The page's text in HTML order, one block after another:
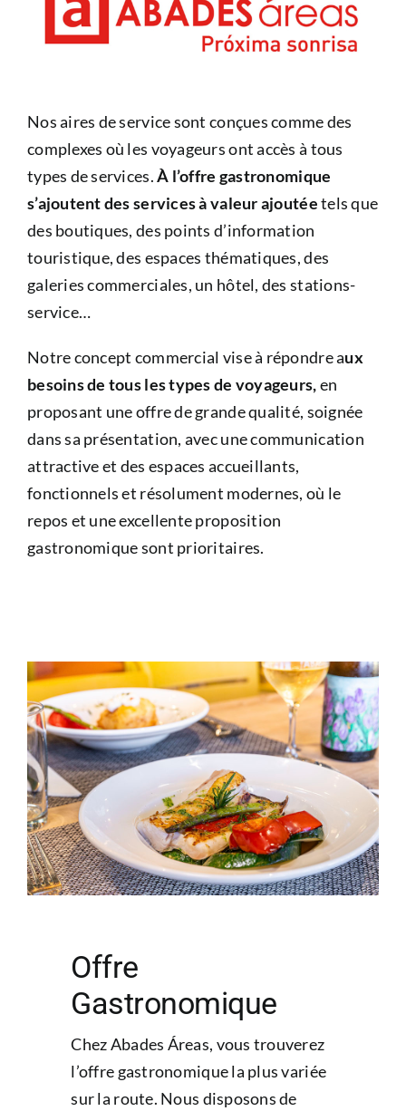
Nos aires de service sont conçues comme des
complexes où les voyageurs ont accès à tous
types de services.À l’offre gastronomique
s’ajoutent des services à valeur ajoutéetels que
des boutiques, des points d’information
touristique, des espaces thématiques, des
galeries commerciales, un hôtel, des stations-
service…
Notre concept commercial vise à répondre aux
besoins de tous les types de voyageurs,en
proposant une offre de grande qualité, soignée
dans sa présentation, avec une communication
attractive et des espaces accueillants,
fonctionnels et résolument modernes, où le
repos et une excellente proposition
gastronomique sont prioritaires.
Offre
Gastronomique
Chez Abades Áreas, vous trouverez
l’offre gastronomique la plus variée
sur la route. Nous disposons de